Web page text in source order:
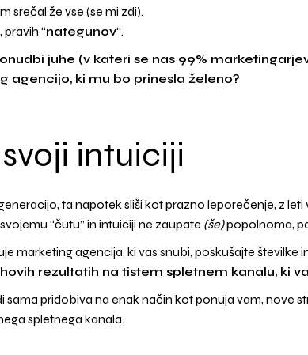
srečal že vse (se mi zdi).
“nategunov“.
juhe (v kateri se nas 99%
agencijo, ki mu bo prinesla želeno?
intuiciji
ta napotek sliši kot prazno leporečenje, z
“čutu” in intuiciji ne zaupate (še)popolnoma,
marketing agencija, ki vas snubi, poskušajte
rezultatih na tistem spletnem kanalu, ki
pridobiva na enak način kot ponuja vam, nove
spletnega kanala.